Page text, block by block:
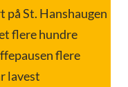
på St. Hanshaugen
flere hundre
flere
lavest